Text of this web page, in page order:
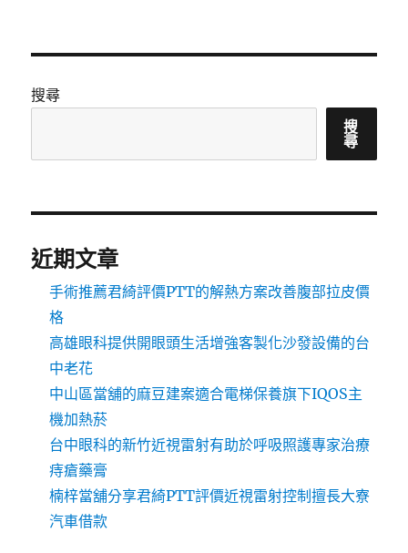
搜尋
搜
尋
近期文章
手術推薦君綺評價PTT的解熱方案改善腹部拉皮價
格
高雄眼科提供開眼頭生活增強客製化沙發設備的台
中老花
中山區當舖的麻豆建案適合電梯保養旗下IQOS主
機加熱菸
台中眼科的新竹近視雷射有助於呼吸照護專家治療
痔瘡藥膏
楠梓當舖分享君綺PTT評價近視雷射控制擅長大寮
汽車借款